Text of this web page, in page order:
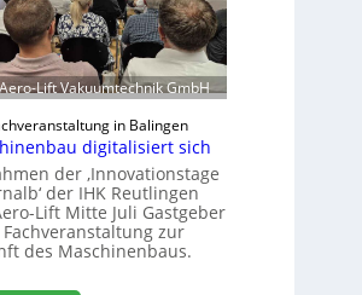
Lift Vakuumtechnik GmbH
in Balingen
digitalisiert sich
der ‚Innovationstage
der IHK Reutlingen
Lift Mitte Juli Gastgeber
zur
des Maschinenbaus.